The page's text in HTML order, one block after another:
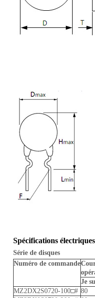
Spécifications électriques
Série de disques
Numéro de commande
Je
MZ2DX2S0720-100□# 80